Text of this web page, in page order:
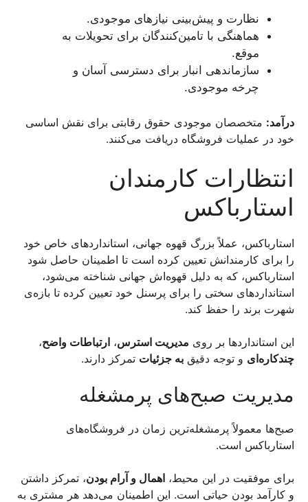
نظارت و پیش‌بینی نیازهای موجودی.
هماهنگی با تامین‌کنندگان برای تحویلات به
موقع.
سازماندهی انبار برای دسترسی آسان و
چرخه موجودی.
درآمد: متخصصان موجودی حقوق رقابتی برای نقش اساسی
خود در عملیات فروشگاه دریافت می‌کنند.
انتظارات کارمندان
استارباکس
استارباکس، عملاً بزرگ قهوه جهانی، استانداردهای خاص خود
را برای کارمندانش تعیین کرده است تا اطمینان حاصل شود
استارباکس، که به دلیل قهوه‌اش جهانی شناخته می‌شود،
استانداردهای سختی را برای پرسنل خود تعیین کرده تا بازه‌ی
شهرت برند را حفظ کند.
این استانداردها بر روی مدیریت استرس، ارتباطات واضح،
چندکاره‌ای و توجه دقیق به جزئیات تمرکز دارند.
مدیریت صبح‌های پرمشغله
صبح‌ها معمولاً پرمشغله‌ترین زمان در فروشگاه‌های
استارباکس است.
برای موفقیت در این محیط، اهمال و آرام بودن، تمرکز داشتن
و کارآمد بودن حیاتی است. این اطمینان می‌دهد هر مشتری به